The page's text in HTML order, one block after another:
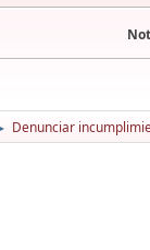
Denunciar